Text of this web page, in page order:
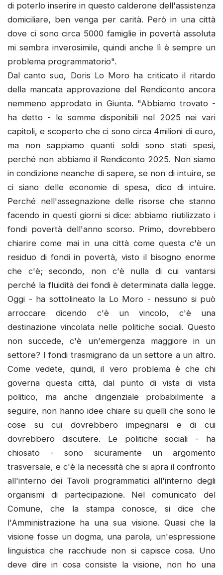
di poterlo inserire in questo calderone dell'assistenza
domiciliare, ben venga per carità. Però in una città
dove ci sono circa 5000 famiglie in povertà assoluta
mi sembra inverosimile, quindi anche lì è sempre un
problema programmatorio".
Dal canto suo, Doris Lo Moro ha criticato il ritardo
della mancata approvazione del Rendiconto ancora
nemmeno approdato in Giunta. "Abbiamo trovato -
ha detto - le somme disponibili nel 2025 nei vari
capitoli, e scoperto che ci sono circa 4milioni di euro,
ma non sappiamo quanti soldi sono stati spesi,
perché non abbiamo il Rendiconto 2025. Non siamo
in condizione neanche di sapere, se non di intuire, se
ci siano delle economie di spesa, dico di intuire.
Perché nell'assegnazione delle risorse che stanno
facendo in questi giorni si dice: abbiamo riutilizzato i
fondi povertà dell'anno scorso. Primo, dovrebbero
chiarire come mai in una città come questa c'è un
residuo di fondi in povertà, visto il bisogno enorme
che c'è; secondo, non c'è nulla di cui vantarsi
perché la fluidità dei fondi è determinata dalla legge.
Oggi - ha sottolineato la Lo Moro - nessuno si può
arroccare dicendo c'è un vincolo, c'è una
destinazione vincolata nelle politiche sociali. Questo
non succede, c'è un'emergenza maggiore in un
settore? I fondi trasmigrano da un settore a un altro.
Come vedete, quindi, il vero problema è che chi
governa questa città, dal punto di vista di vista
politico, ma anche dirigenziale probabilmente a
seguire, non hanno idee chiare su quelli che sono le
cose su cui dovrebbero impegnarsi e di cui
dovrebbero discutere. Le politiche sociali - ha
chiosato - sono sicuramente un argomento
trasversale, e c'è la necessità che si apra il confronto
all'interno dei Tavoli programmatici all'interno degli
organismi di partecipazione. Nel comunicato del
Comune, che la stampa conosce, si dice che
l'Amministrazione ha una sua visione. Quasi che la
visione fosse un dogma, una parola, un'espressione
linguistica che racchiude non si capisce cosa. Uno
deve dire in cosa consiste la visione, non ho una